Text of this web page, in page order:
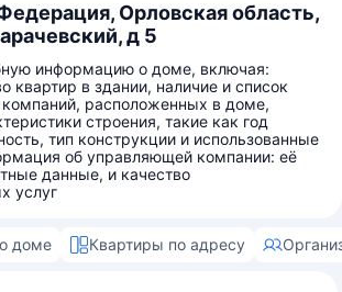
Орловская область,
д 5
информацию о доме, включая:
квартир в здании, наличие и список
компаний, расположенных в доме,
строения, такие как год
тип конструкции и использованные
об управляющей компании: её
данные, и качество
услуг
доме Квартиры по адресу